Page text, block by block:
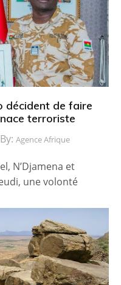
décident de faire
terroriste
Agence Afrique
N’Djamena et
une volonté